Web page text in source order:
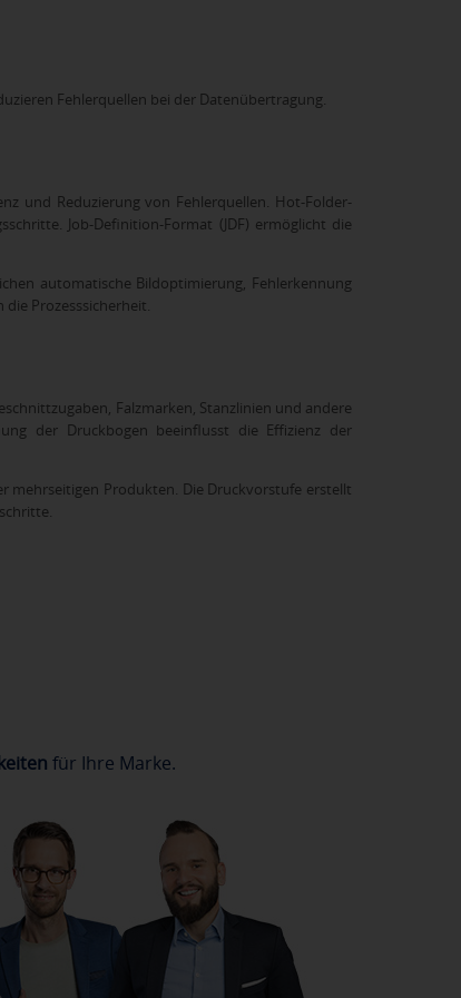
Fehlerquellen bei der Datenübertragung.
und Reduzierung von Fehlerquellen. Hot-Folder-
Job-Definition-Format (JDF) ermöglicht die
automatische Bildoptimierung, Fehlerkennung
Prozesssicherheit.
Falzmarken, Stanzlinien und andere
der Druckbogen beeinflusst die Effizienz der
mehrseitigen Produkten. Die Druckvorstufe erstellt
für Ihre Marke.